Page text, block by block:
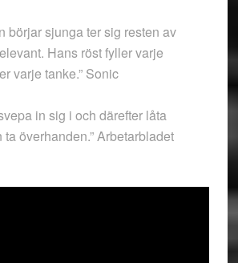
börjar sjunga ter sig resten av
Hans röst fyller varje
varje tanke.” Sonic
in sig i och därefter låta
överhanden.” Arbetarbladet